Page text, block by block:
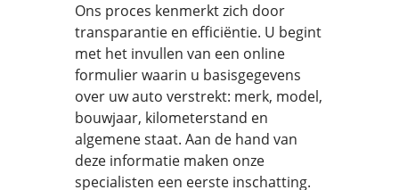
Ons proces kenmerkt zich door
transparantie en efficiëntie. U begint
met het invullen van een online
formulier waarin u basisgegevens
over uw auto verstrekt: merk, model,
bouwjaar, kilometerstand en
algemene staat. Aan de hand van
deze informatie maken onze
specialisten een eerste inschatting.